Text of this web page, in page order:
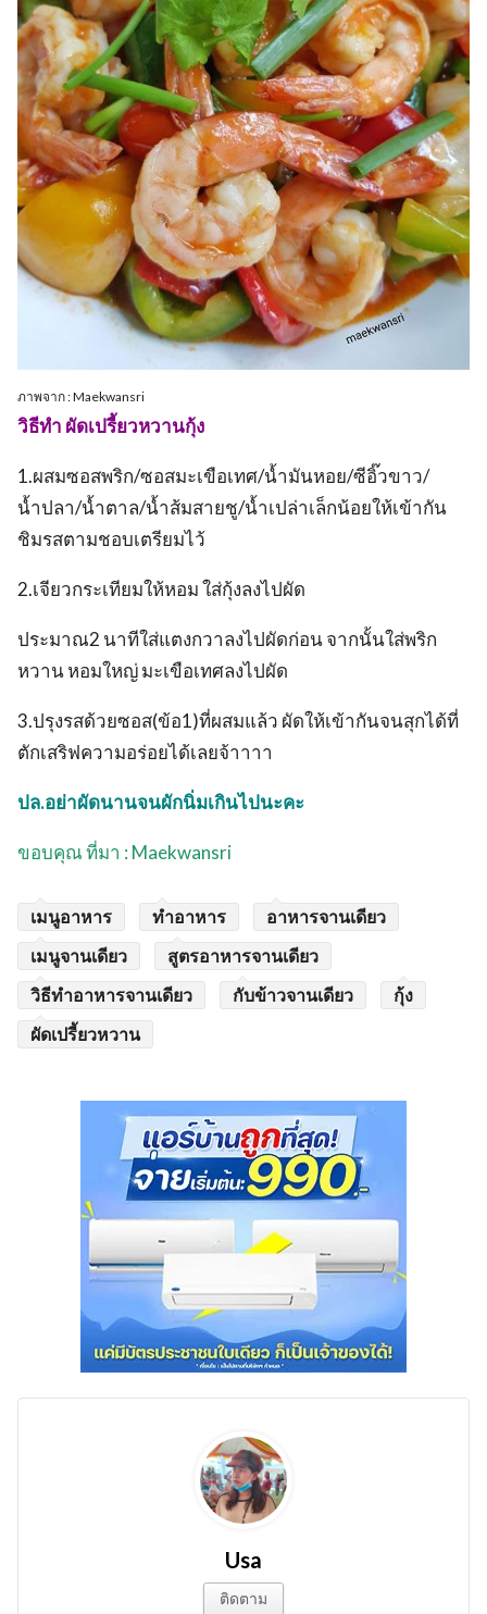
ภาพจาก : Maekwansri
วิธีทำ ผัดเปรี้ยวหวานกุ้ง
1.ผสมซอสพริก/ซอสมะเขือเทศ/น้ำมันหอย/ซีอิ๊วขาว/
น้ำปลา/น้ำตาล/น้ำส้มสายชู/น้ำเปล่าเล็กน้อยให้เข้ากัน
ชิมรสตามชอบเตรียมไว้
2.เจียวกระเทียมให้หอม ใส่กุ้งลงไปผัด
ประมาณ2 นาทีใส่แตงกวาลงไปผัดก่อน จากนั้นใส่พริก
หวาน หอมใหญ่ มะเขือเทศลงไปผัด
3.ปรุงรสด้วยซอส(ข้อ1)ที่ผสมแล้ว ผัดให้เข้ากันจนสุกได้ที่
ตักเสริฟความอร่อยได้เลยจ้าาาา
ปล.อย่าผัดนานจนผักนิ่มเกินไปนะคะ
ขอบคุณ ที่มา : Maekwansri
เมนูอาหาร ทำอาหาร
อาหารจานเดียว
เมนูจานเดียว
สูตรอาหารจานเดียว
วิธีทำอาหารจานเดียว
กับข้าวจานเดียว
กุ้ง
ผัดเปรี้ยวหวาน
Usa
ติดตาม